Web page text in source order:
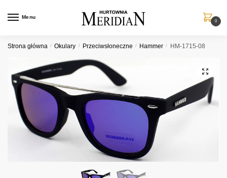
Menu
0
Strona główna / Okulary / Przeciwsłoneczne / Hammer / HM-1715-08